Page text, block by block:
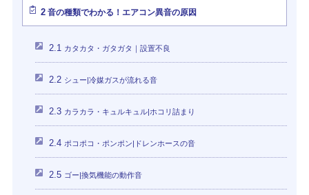
2音の種類でわかる！エアコン異音の原因
2.1 カタカタ・ガタガタ｜設置不良
2.2 シュー|冷媒ガスが流れる音
2.3 カラカラ・キュルキュル|ホコリ詰まり
2.4 ポコポコ・ポンポン|ドレンホースの音
2.5 ゴー|換気機能の動作音